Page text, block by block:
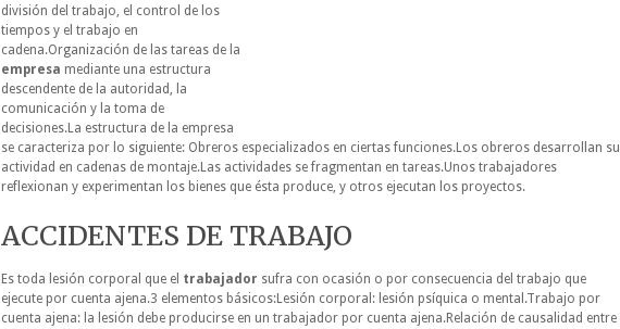
división del trabajo, el control de los
tiempos y el trabajo en
cadena.Organización de las tareas de la
empresa mediante una estructura
descendente de la autoridad, la
comunicación y la toma de
decisiones.La estructura de la empresa
se caracteriza por lo siguiente: Obreros especializados en ciertas funciones.Los obreros desarrollan su
actividad en cadenas de montaje.Las actividades se fragmentan en tareas.Unos trabajadores
reflexionan y experimentan los bienes que ésta produce, y otros ejecutan los proyectos.
ACCIDENTES DE TRABAJO
Es toda lesión corporal que el trabajador sufra con ocasión o por consecuencia del trabajo que
ejecute por cuenta ajena.3 elementos básicos:Lesión corporal: lesión psíquica o mental.Trabajo por
cuenta ajena: la lesión debe producirse en un trabajador por cuenta ajena.Relación de causalidad entre